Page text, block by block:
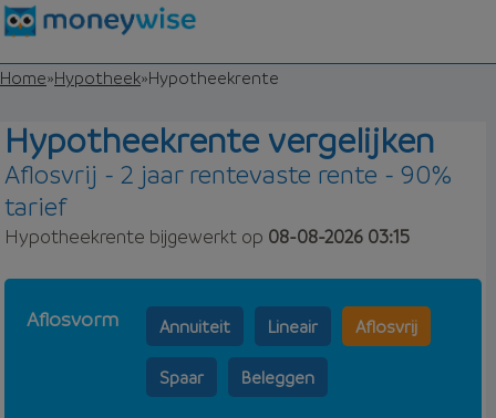
Home»Hypotheek»Hypotheekrente
Hypotheekrente vergelijken
Aflosvrij - 2 jaar rentevaste rente - 90%
tarief
Hypotheekrente bijgewerkt op 08-08-2026 03:15
Aflosvorm Annuiteit Lineair Aflosvrij
Spaar Beleggen